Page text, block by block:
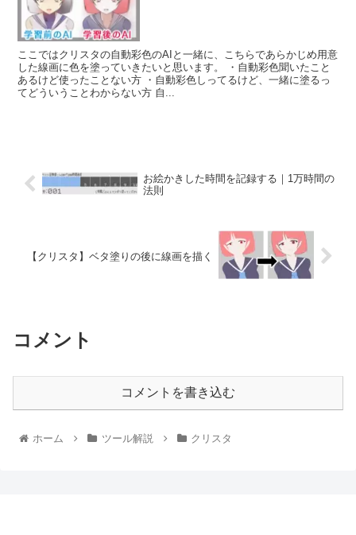
ここではクリスタの自動彩色のAIと一緒に、こちらであらかじめ用意
した線画に色を塗っていきたいと思います。 ・自動彩色聞いたこと
あるけど使ったことない方 ・自動彩色しってるけど、一緒に塗るっ
てどういうことわからない方 自...
お絵かきした時間を記録する｜1万時間の
法則
【クリスタ】ベタ塗りの後に線画を描く
コメント
コメントを書き込む
ホーム ツール解説 クリスタ